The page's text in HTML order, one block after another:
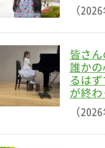
（
皆さ
誰か
るは
が終
（